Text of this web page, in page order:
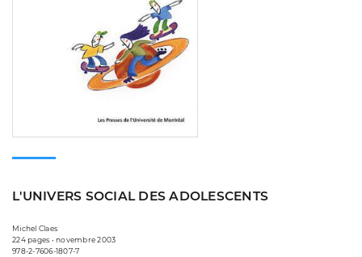
L'UNIVERS SOCIAL DES ADOLESCENTS
Michel Claes
224 pages • novembre 2003
978-2-7606-1807-7